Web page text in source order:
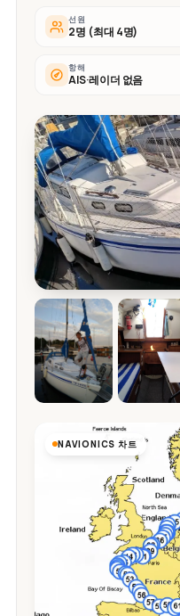
선원
2명 (최대 4명)
항해
AIS·레이더 없음
NAVIONICS 차트